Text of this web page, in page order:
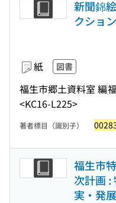
新聞錦
クション
紙 図書
福生市郷土資料室 編
<KC16-L225>
著者標目（識別子）
福生市
次計画 :
実・発